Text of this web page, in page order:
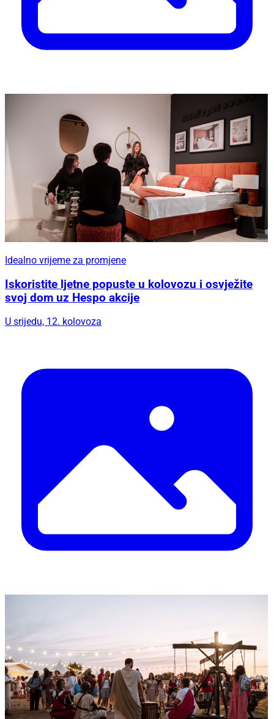
Idealno vrijeme za promjene
Iskoristite ljetne popuste u kolovozu i osvježite
svoj dom uz Hespo akcije
U srijedu, 12. kolovoza